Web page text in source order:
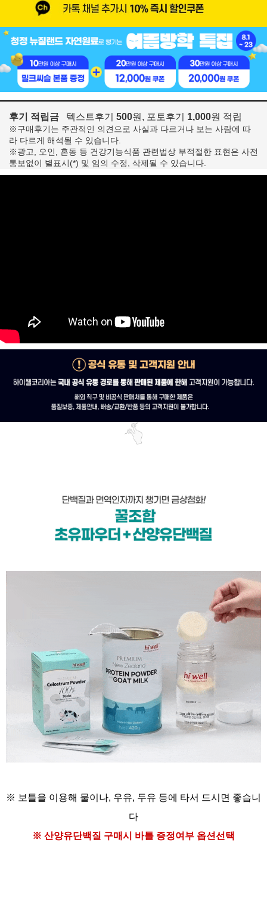
후기 적립금 텍스트후기 500원, 포토후기 1,000원 적립
※구매후기는 주관적인 의견으로 사실과 다르거나 보는 사람에 따
라 다르게 해석될 수 있습니다.
※광고, 오인, 혼동 등 건강기능식품 관련법상 부적절한 표현은 사전
통보없이 별표시(*) 및 임의 수정, 삭제될 수 있습니다.
※ 보틀을 이용해 물이나, 우유, 두유 등에 타서 드시면 좋습니
다
※ 산양유단백질 구매시 바틀 증정여부 옵션선택